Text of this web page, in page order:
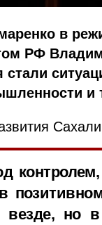
в
РФ
и
везде, но